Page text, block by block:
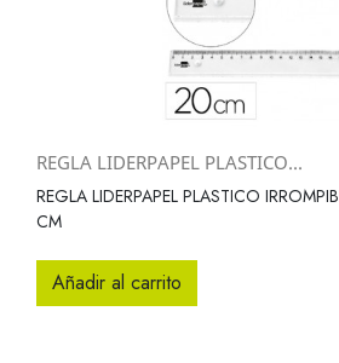
REGLA LIDERPAPEL PLASTICO...
REGLA LIDERPAPEL PLASTICO
CM
Añadir al carrito